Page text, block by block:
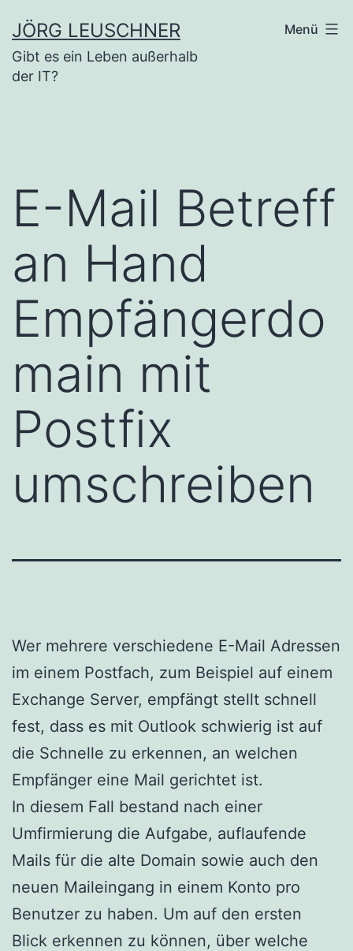
Inhalt
springen
JÖRG LEUSCHNER
Gibt es ein Leben außerhalb
der IT?
Menü
E-Mail Betreff
an Hand
Empfängerdo
main mit
Postfix
umschreiben
Wer mehrere verschiedene E-Mail Adressen
im einem Postfach, zum Beispiel auf einem
Exchange Server, empfängt stellt schnell
fest, dass es mit Outlook schwierig ist auf
die Schnelle zu erkennen, an welchen
Empfänger eine Mail gerichtet ist.
In diesem Fall bestand nach einer
Umfirmierung die Aufgabe, auflaufende
Mails für die alte Domain sowie auch den
neuen Maileingang in einem Konto pro
Benutzer zu haben. Um auf den ersten
Blick erkennen zu können, über welche